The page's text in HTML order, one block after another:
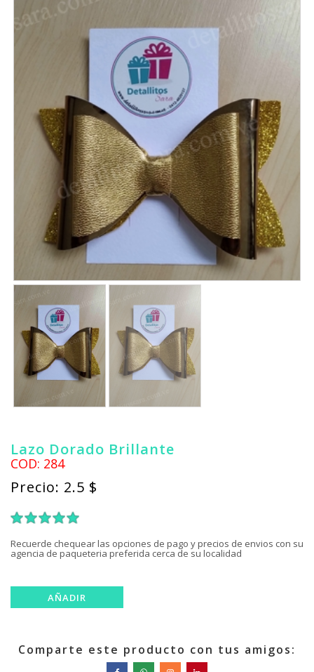
Lazo Dorado Brillante
COD: 284
Precio: 2.5 $
Recuerde chequear las opciones de pago y precios de envios con su
agencia de paqueteria preferida cerca de su localidad
Comparte este producto con tus amigos: